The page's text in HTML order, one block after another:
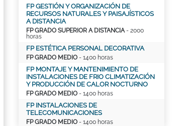
FP GESTIÓN Y ORGANIZACIÓN DE
RECURSOS NATURALES Y PAISAJÍSTICOS
A DISTANCIA
FP GRADO SUPERIOR A DISTANCIA- 2000
horas
FP ESTÉTICA PERSONAL DECORATIVA
FP GRADO MEDIO - 1400 horas
FP MONTAJE Y MANTENIMIENTO DE
INSTALACIONES DE FRIO CLIMATIZACIÓN
Y PRODUCCIÓN DE CALOR NOCTURNO
FP GRADO MEDIO - 1400 horas
FP INSTALACIONES DE
TELECOMUNICACIONES
FP GRADO MEDIO - 1400 horas